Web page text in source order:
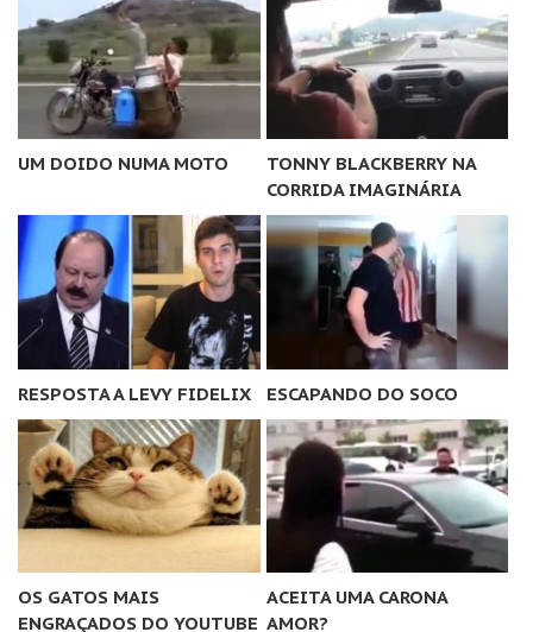
UM DOIDO NUMA MOTO
TONNY BLACKBERRY NA
CORRIDA IMAGINÁRIA
RESPOSTA A LEVY FIDELIX ESCAPANDO DO SOCO
OS GATOS MAIS
ENGRAÇADOS DO YOUTUBE
ACEITA UMA CARONA
AMOR?